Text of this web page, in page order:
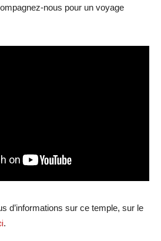
nous pour un voyage
d’informations sur ce temple, sur le
.